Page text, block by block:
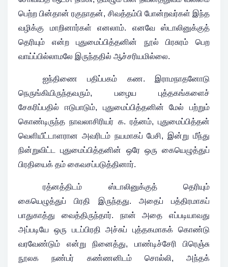
பெற்ற பின்தான் ரகுநாதன், சிவத்தம்பி போன்றவர்கள் இந்த
வழிக்கு மாறினார்கள் எனலாம். எனவே ஸ்டாலினுக்குத்
தெரியும் என்ற புதுமைப்பித்தனின் நூல் பிரசுரம் பெற
வாய்ப்பில்லாமலே இருந்ததில் ஆச்சரியமில்லை.
ஐந்திணை பதிப்பகம் கண. இராமநாதனோடு
நெருங்கியிருந்தவரும், பழைய புத்தகங்களைச்
சேகரிப்பதில் ஈடுபாடும், புதுமைப்பித்தனின் மேல் பற்றும்
கொண்டிருந்த நாவலாசிரியர் க. ரத்னம், புதுமைப்பித்தன்
வெளியீட்டாளரான அவரிடம் நயமாகப் பேசி, இன்று மீந்து
நின்றுவிட்ட புதுமைப்பித்தனின் ஒரே ஒரு கையெழுத்துப்
பிரதியைக் தம் கைவசப்படுத்தினார்.
ரத்னத்திடம் ஸ்டாலினுக்குத் தெரியும்
கையெழுத்துப் பிரதி இருந்தது. அதைப் பத்திரமாகப்
பாதுகாத்து வைத்திருந்தார். நான் அதை எப்படியாவது
அப்படியே ஒரு படப்பிரதி அச்சுப் புத்தகமாகக் கொண்டு
வரவேண்டும் என்று நினைத்து, பாண்டிச்சேரி பிரெஞ்சு
நூலக நண்பர் கண்ணனிடம் சொல்லி, அந்தக்